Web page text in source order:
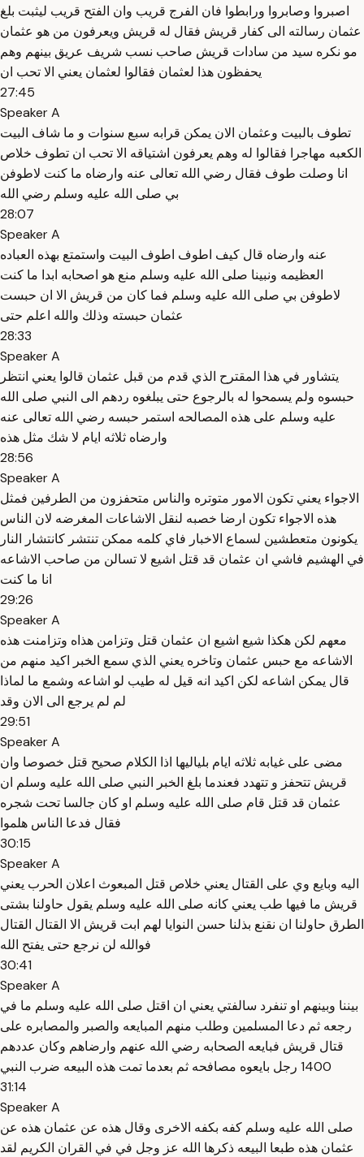
اصبروا وصابروا ورابطوا فان الفرج قريب وان الفتح قريب ليثبت بلغ
عثمان رسالته الى كفار قريش فقال له قريش ويعرفون من هو عثمان
مو نكره سيد من سادات قريش صاحب نسب شريف عريق بينهم وهم
يحفظون هذا لعثمان فقالوا لعثمان يعني الا تحب ان
27:45
Speaker A
تطوف بالبيت وعثمان الان يمكن قرابه سبع سنوات و ما شاف البيت
الكعبه مهاجرا فقالوا له وهم يعرفون اشتياقه الا تحب ان تطوف خلاص
انا وصلت طوف فقال رضي الله تعالى عنه وارضاه ما كنت لاطوفن
بي صلى الله عليه وسلم رضي الله
28:07
Speaker A
عنه وارضاه قال كيف اطوف اطوف البيت واستمتع بهذه العباده
العظيمه ونبينا صلى الله عليه وسلم منع هو اصحابه ابدا ما كنت
لاطوفن بي صلى الله عليه وسلم فما كان من قريش الا ان حبست
عثمان حبسته وذلك والله اعلم حتى
28:33
Speaker A
يتشاور في هذا المقترح الذي قدم من قبل عثمان قالوا يعني انتظر
حبسوه ولم يسمحوا له بالرجوع حتى يبلغوه ردهم الى النبي صلى الله
عليه وسلم على هذه المصالحه استمر حبسه رضي الله تعالى عنه
وارضاه ثلاثه ايام لا شك مثل هذه
28:56
Speaker A
الاجواء يعني تكون الامور متوتره والناس متحفزون من الطرفين فمثل
هذه الاجواء تكون ارضا خصبه لنقل الاشاعات المغرضه لان الناس
يكونون متعطشين لسماع الاخبار فاي كلمه ممكن تنتشر كانتشار النار
في الهشيم فاشي ان عثمان قد قتل اشيع لا تسالن من صاحب الاشاعه
انا ما كنت
29:26
Speaker A
معهم لكن هكذا شيع اشيع ان عثمان قتل وتزامن هذاه وتزامنت هذه
الاشاعه مع حبس عثمان وتاخره يعني الذي سمع الخبر اكيد منهم من
قال يمكن اشاعه لكن اكيد انه قيل له طيب لو اشاعه وشمع ما لماذا
لم لم يرجع الى الان وقد
29:51
Speaker A
مضى على غيابه ثلاثه ايام بلياليها اذا الكلام صحيح قتل خصوصا وان
قريش تتحفز و تتهدد فعندما بلغ الخبر النبي صلى الله عليه وسلم ان
عثمان قد قتل قام صلى الله عليه وسلم او كان جالسا تحت شجره
فقال فدعا الناس هلموا
30:15
Speaker A
اليه وبايع وي على القتال يعني خلاص قتل المبعوث اعلان الحرب يعني
قريش ما فيها طب يعني كانه صلى الله عليه وسلم يقول حاولنا بشتى
الطرق حاولنا ان نقنع بذلنا حسن النوايا لهم ابت قريش الا القتال القتال
فوالله لن نرجع حتى يفتح الله
30:41
Speaker A
بيننا وبينهم او تنفرد سالفتي يعني ان اقتل صلى الله عليه وسلم ما في
رجعه ثم دعا المسلمين وطلب منهم المبايعه والصبر والمصابره على
قتال قريش فبايعه الصحابه رضي الله عنهم وارضاهم وكان عددهم
1400 رجل بايعوه مصافحه ثم بعدما تمت هذه البيعه ضرب النبي
31:14
Speaker A
صلى الله عليه وسلم كفه بكفه الاخرى وقال هذه عن عثمان هذه عن
عثمان هذه طبعا البيعه ذكرها الله عز وجل في في القران الكريم لقد